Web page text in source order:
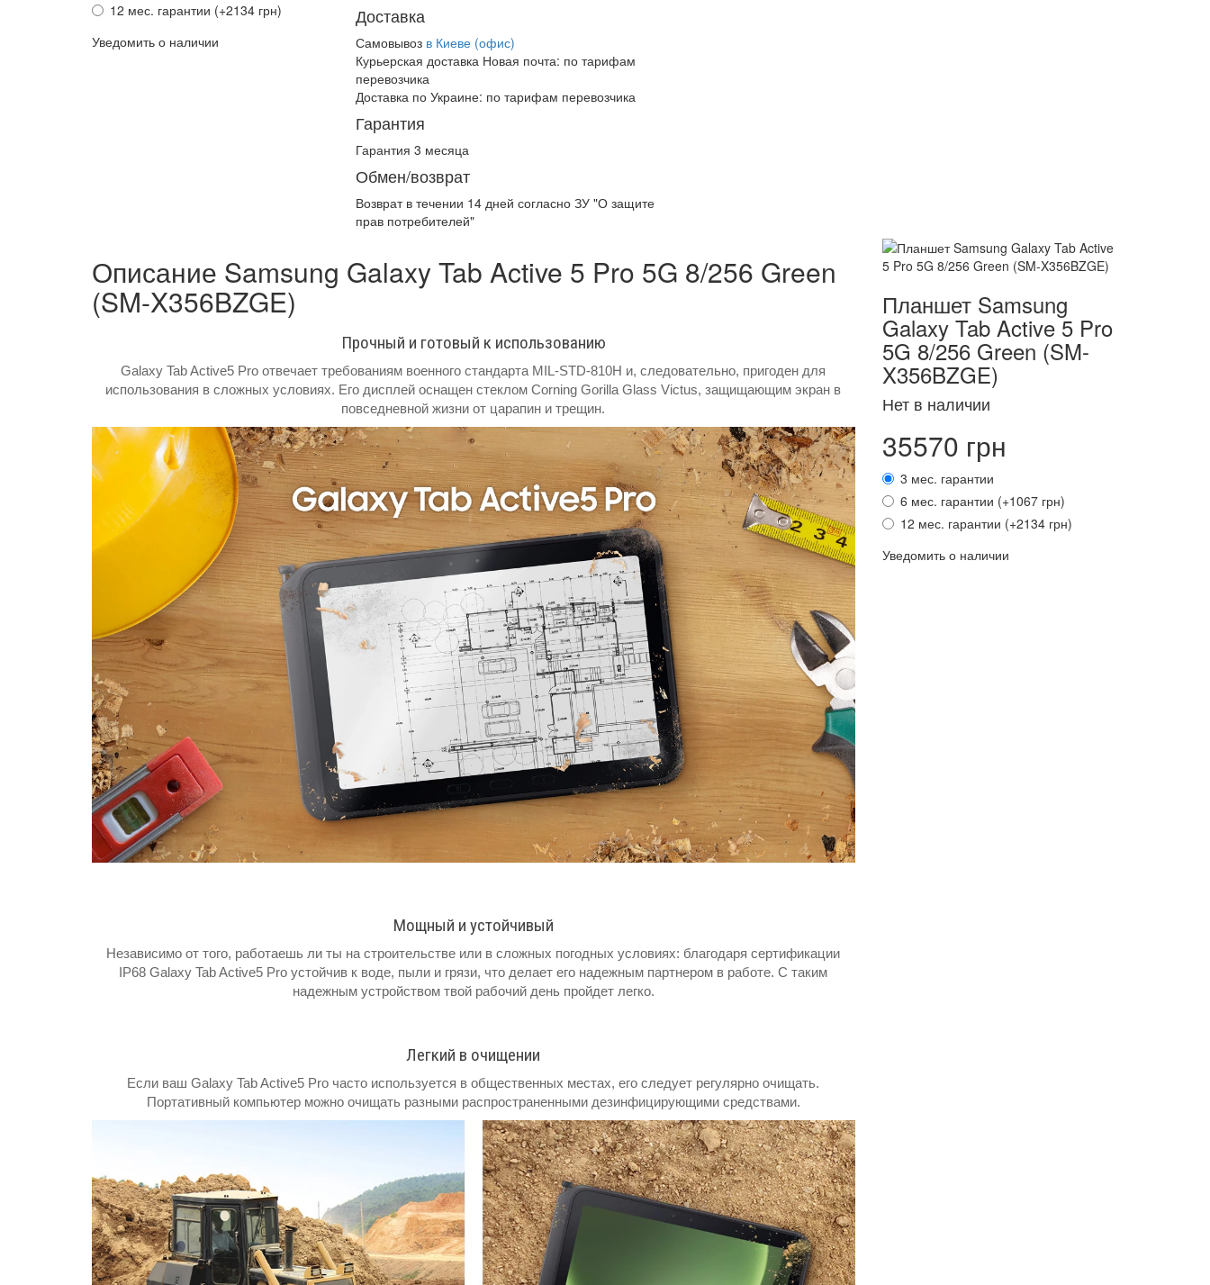
12 мес. гарантии (+2134 грн)
Уведомить о наличии
Доставка
Самовывоз в Киеве (офис)
Курьерская доставка Новая почта: по тарифам
перевозчика
Доставка по Украине: по тарифам перевозчика
Гарантия
Гарантия 3 месяца
Обмен/возврат
Возврат в течении 14 дней согласно ЗУ "О защите
прав потребителей"
Описание Samsung Galaxy Tab Active 5 Pro 5G 8/256 Green
(SM-X356BZGE)
Прочный и готовый к использованию
Galaxy Tab Active5 Pro отвечает требованиям военного стандарта MIL-STD-810H и, следовательно, пригоден для
использования в сложных условиях. Его дисплей оснащен стеклом Corning Gorilla Glass Victus, защищающим экран в
повседневной жизни от царапин и трещин.
Мощный и устойчивый
Независимо от того, работаешь ли ты на строительстве или в сложных погодных условиях: благодаря сертификации
IP68 Galaxy Tab Active5 Pro устойчив к воде, пыли и грязи, что делает его надежным партнером в работе. С таким
надежным устройством твой рабочий день пройдет легко.
Легкий в очищении
Если ваш Galaxy Tab Active5 Pro часто используется в общественных местах, его следует регулярно очищать.
Портативный компьютер можно очищать разными распространенными дезинфицирующими средствами.
Планшет Samsung
Galaxy Tab Active 5 Pro
5G 8/256 Green (SM-
X356BZGE)
Нет в наличии
35570 грн
3 мес. гарантии
6 мес. гарантии (+1067 грн)
12 мес. гарантии (+2134 грн)
Уведомить о наличии